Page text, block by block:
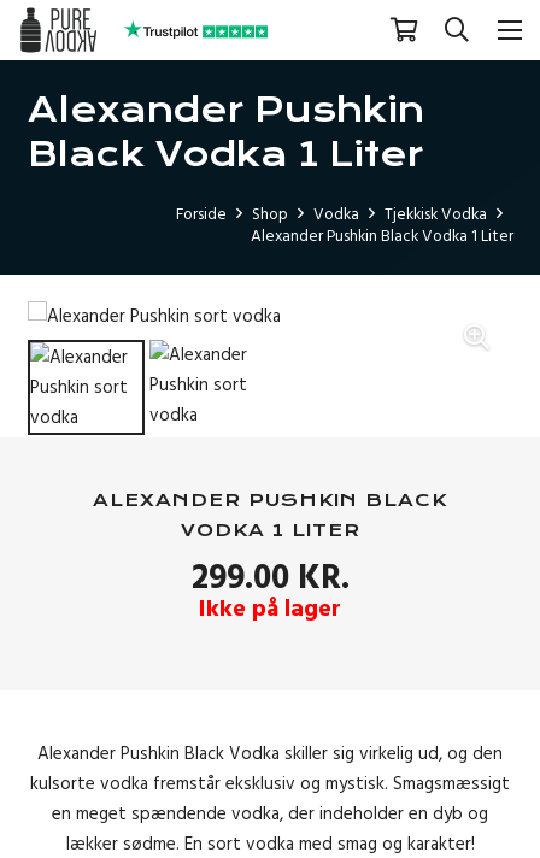
Alexander Pushkin
Black Vodka 1 Liter
Forside Shop Vodka
Tjekkisk Vodka
Alexander Pushkin Black Vodka 1 Liter
ALEXANDER PUSHKIN BLACK
VODKA 1 LITER
299.00 KR.
Ikke på lager
Alexander Pushkin Black Vodka skiller sig virkelig ud, og den
kulsorte vodka fremstår eksklusiv og mystisk. Smagsmæssigt
en meget spændende vodka, der indeholder en dyb og
lækker sødme. En sort vodka med smag og karakter!